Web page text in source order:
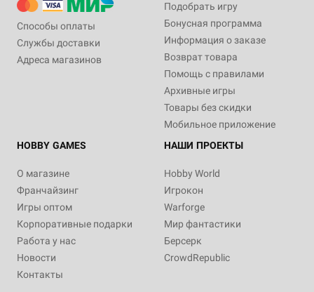
Способы оплаты
Службы доставки
Адреса магазинов
Подобрать игру
Бонусная программа
Информация о заказе
Возврат товара
Помощь с правилами
Архивные игры
Товары без скидки
Мобильное приложение
HOBBY GAMES
О магазине
Франчайзинг
Игры оптом
Корпоративные подарки
Работа у нас
Новости
Контакты
НАШИ ПРОЕКТЫ
Hobby World
Игрокон
Warforge
Мир фантастики
Берсерк
CrowdRepublic